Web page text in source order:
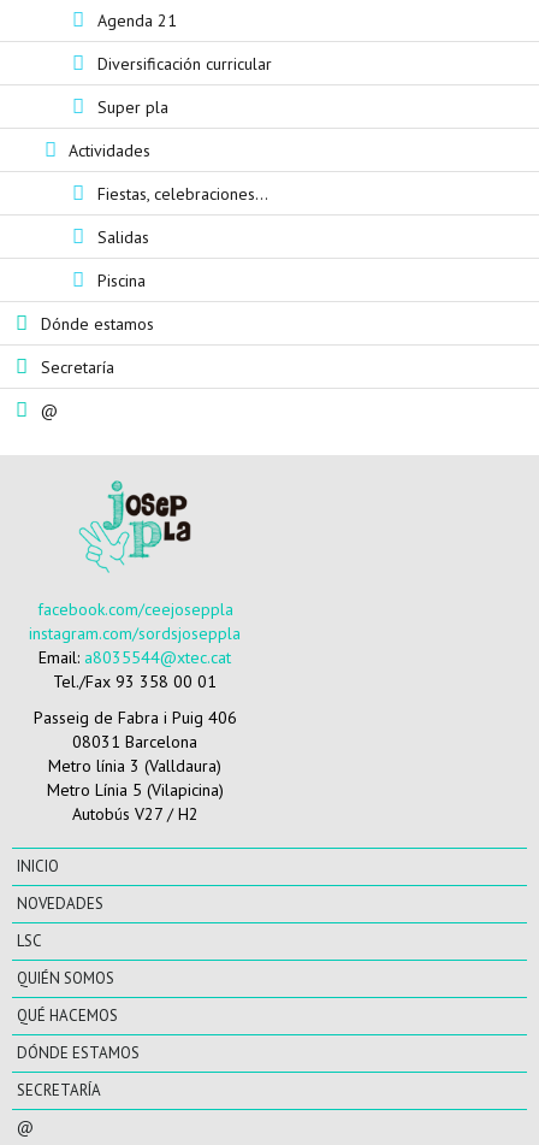
Agenda 21
Diversificación curricular
Super pla
Actividades
Fiestas, celebraciones...
Salidas
Piscina
Dónde estamos
Secretaría
@
facebook.com/ceejoseppla
instagram.com/sordsjoseppla
Email: a8035544@xtec.cat
Tel./Fax 93 358 00 01
Passeig de Fabra i Puig 406
08031 Barcelona
Metro línia 3 (Valldaura)
Metro Línia 5 (Vilapicina)
Autobús V27 / H2
INICIO
NOVEDADES
LSC
QUIÉN SOMOS
QUÉ HACEMOS
DÓNDE ESTAMOS
SECRETARÍA
@